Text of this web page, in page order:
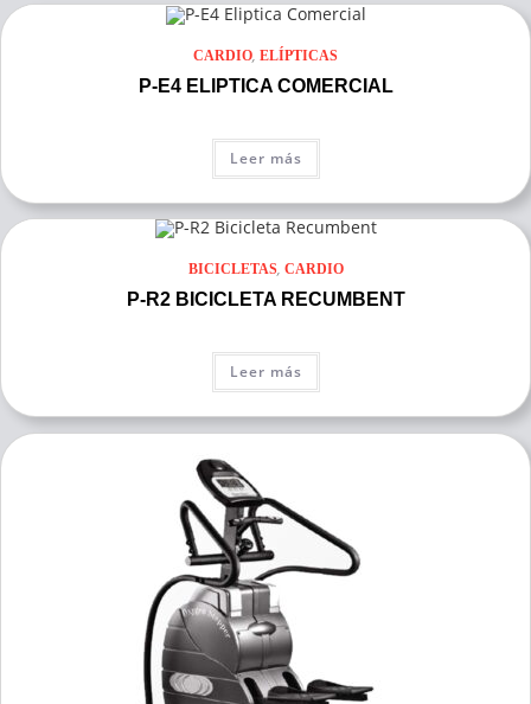
CARDIO, ELÍPTICAS
P-E4 ELIPTICA COMERCIAL
Leer más
BICICLETAS, CARDIO
P-R2 BICICLETA RECUMBENT
Leer más